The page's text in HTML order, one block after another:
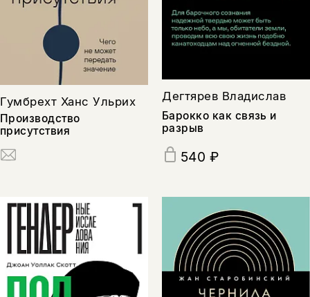
Гумбрехт Ханс Ульрих
Производство
присутствия
Дегтярев Владислав
Барокко как связь и
разрыв
540 ₽